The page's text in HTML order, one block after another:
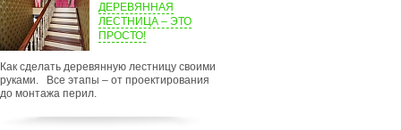
ДЕРЕВЯННАЯ
ЛЕСТНИЦА – ЭТО
ПРОСТО!
Как сделать деревянную лестницу своими
руками. Все этапы – от проектирования
до монтажа перил.